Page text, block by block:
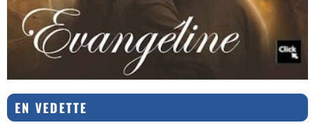
EN VEDETTE